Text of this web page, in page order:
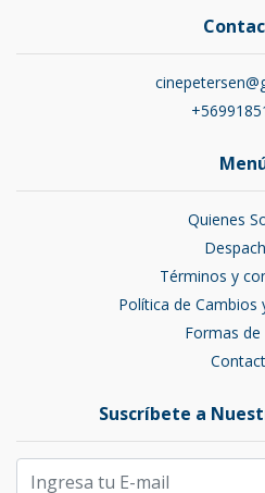
Quienes
Términos y
Política de Cambios
Formas de
Suscríbete a